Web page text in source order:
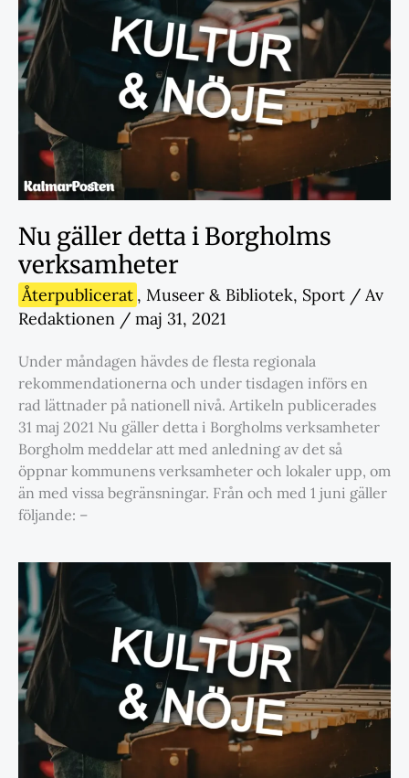
Nu gäller detta i Borgholms
verksamheter
Återpublicerat , Museer & Bibliotek, Sport / Av
Redaktionen / maj 31, 2021
Under måndagen hävdes de flesta regionala
rekommendationerna och under tisdagen införs en
rad lättnader på nationell nivå. Artikeln publicerades
31 maj 2021 Nu gäller detta i Borgholms verksamheter
Borgholm meddelar att med anledning av det så
öppnar kommunens verksamheter och lokaler upp, om
än med vissa begränsningar. Från och med 1 juni gäller
följande: –